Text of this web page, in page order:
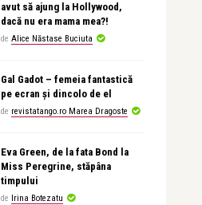
avut să ajung la Hollywood,
dacă nu era mama mea?!
de Alice Năstase Buciuta
Gal Gadot – femeia fantastică
pe ecran și dincolo de el
de revistatango.ro Marea Dragoste
Eva Green, de la fata Bond la
Miss Peregrine, stăpâna
timpului
de Irina Botezatu